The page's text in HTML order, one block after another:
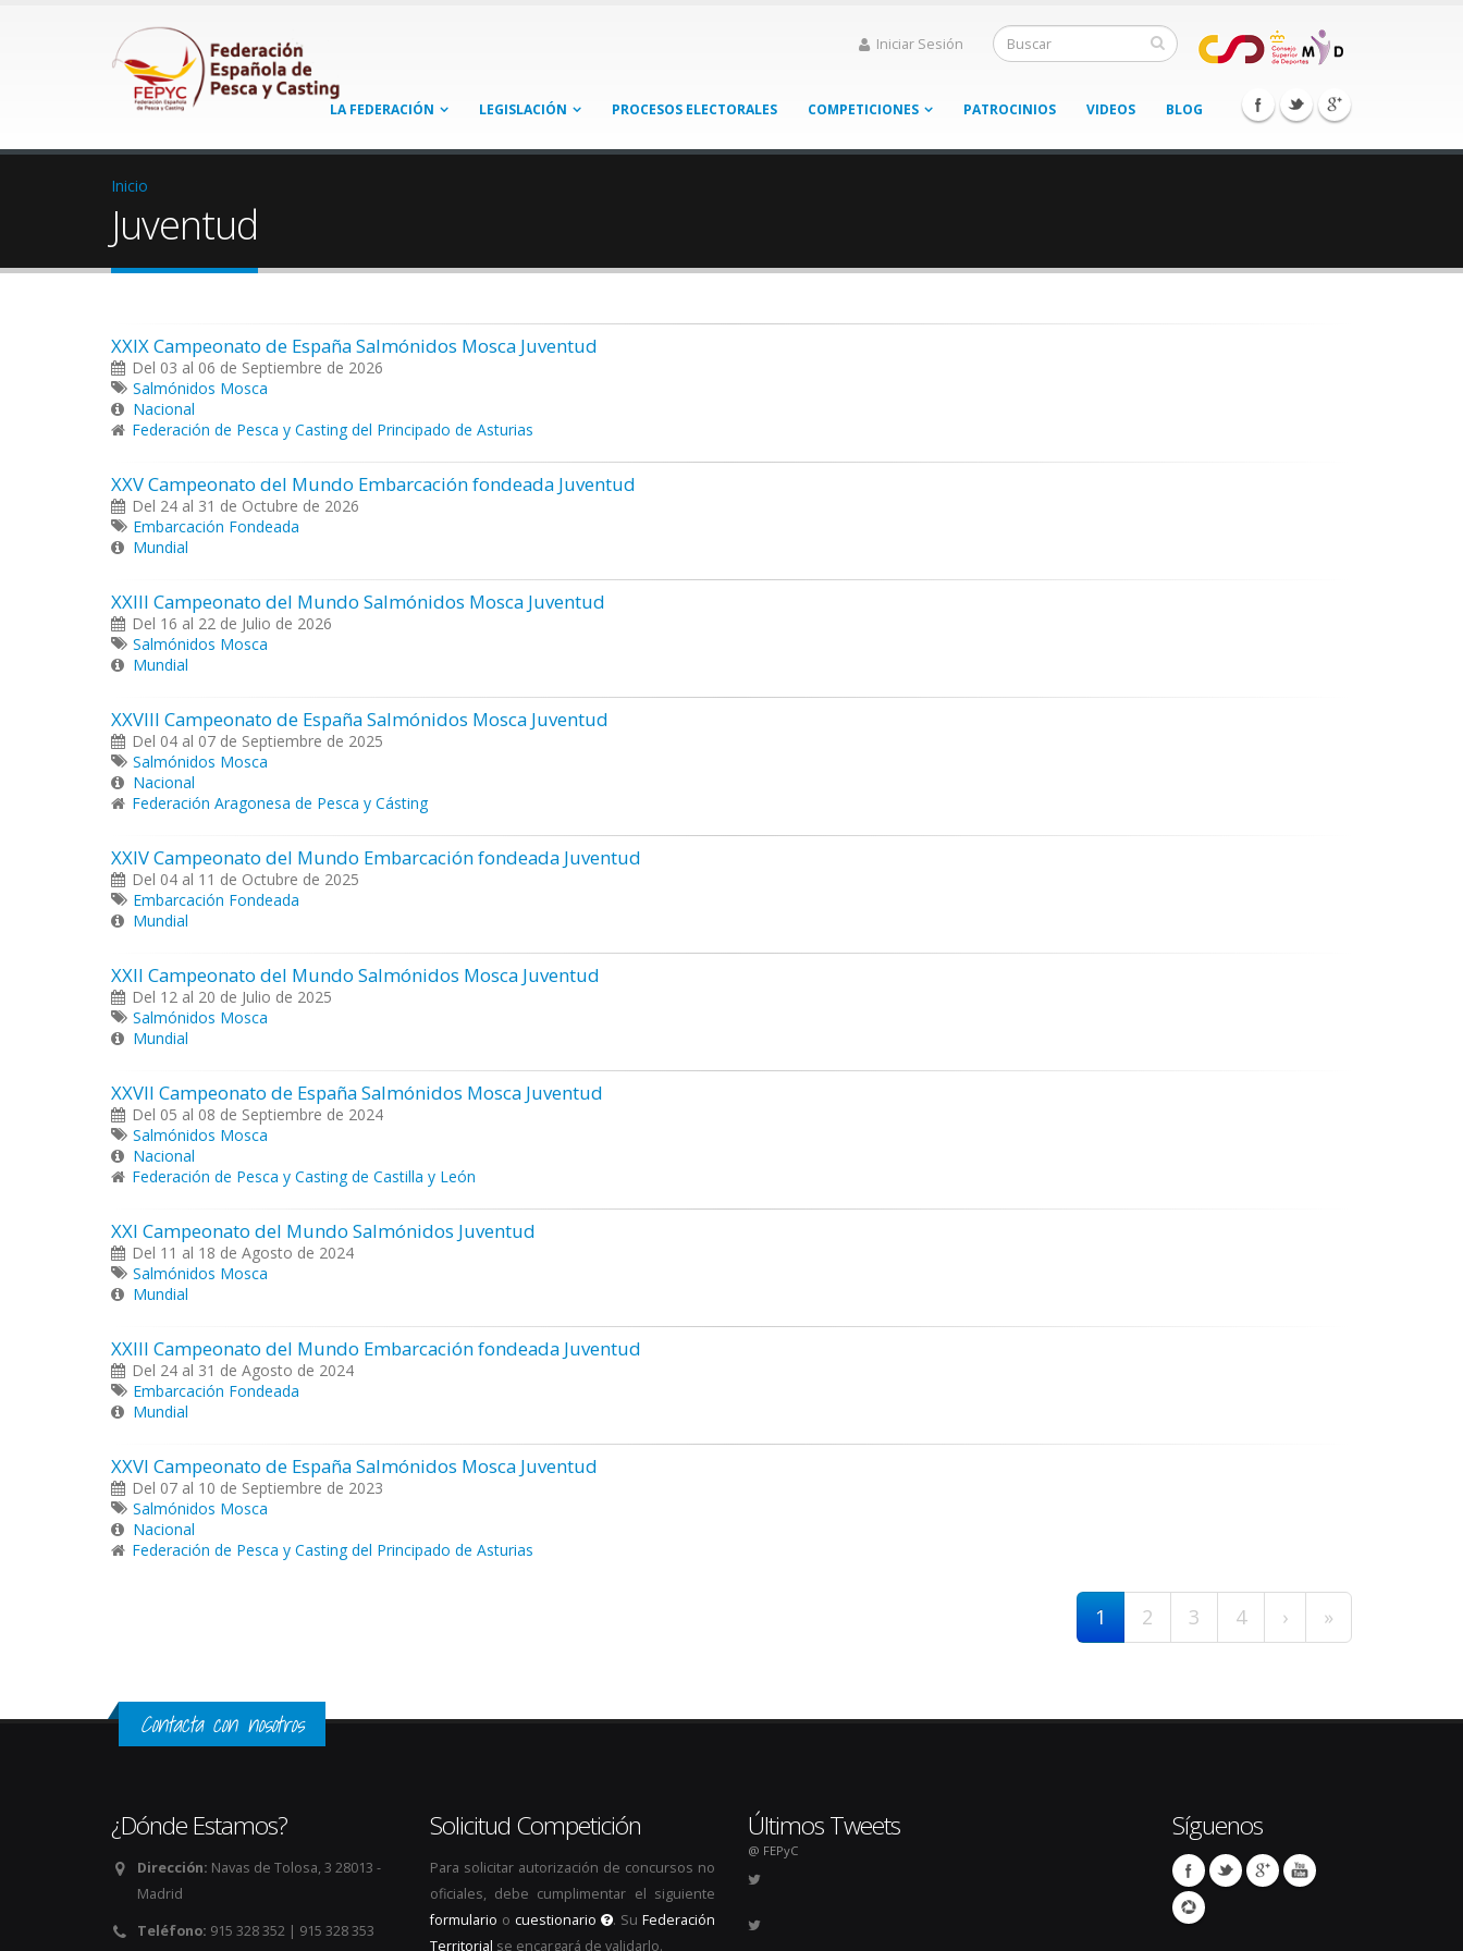
Iniciar Sesión
LA FEDERACIÓN LEGISLACIÓN PROCESOS ELECTORALES COMPETICIONES PATROCINIOS VIDEOS BLOG
Inicio
Juventud
XXIX Campeonato de España Salmónidos Mosca Juventud
Del 03 al 06 de Septiembre de 2026
Salmónidos Mosca
Nacional
Federación de Pesca y Casting del Principado de Asturias
XXV Campeonato del Mundo Embarcación fondeada Juventud
Del 24 al 31 de Octubre de 2026
Embarcación Fondeada
Mundial
XXIII Campeonato del Mundo Salmónidos Mosca Juventud
Del 16 al 22 de Julio de 2026
Salmónidos Mosca
Mundial
XXVIII Campeonato de España Salmónidos Mosca Juventud
Del 04 al 07 de Septiembre de 2025
Salmónidos Mosca
Nacional
Federación Aragonesa de Pesca y Cásting
XXIV Campeonato del Mundo Embarcación fondeada Juventud
Del 04 al 11 de Octubre de 2025
Embarcación Fondeada
Mundial
XXII Campeonato del Mundo Salmónidos Mosca Juventud
Del 12 al 20 de Julio de 2025
Salmónidos Mosca
Mundial
XXVII Campeonato de España Salmónidos Mosca Juventud
Del 05 al 08 de Septiembre de 2024
Salmónidos Mosca
Nacional
Federación de Pesca y Casting de Castilla y León
XXI Campeonato del Mundo Salmónidos Juventud
Del 11 al 18 de Agosto de 2024
Salmónidos Mosca
Mundial
XXIII Campeonato del Mundo Embarcación fondeada Juventud
Del 24 al 31 de Agosto de 2024
Embarcación Fondeada
Mundial
XXVI Campeonato de España Salmónidos Mosca Juventud
Del 07 al 10 de Septiembre de 2023
Salmónidos Mosca
Nacional
Federación de Pesca y Casting del Principado de Asturias
1 2 3 4 › »
Contacta con nosotros
¿Dónde Estamos?
Dirección: Navas de Tolosa, 3 28013 -
Madrid
Teléfono: 915 328 352 | 915 328 353
Solicitud Competición
Para solicitar autorización de concursos no
oficiales, debe cumplimentar el siguiente
formulario o cuestionario . SuFederación
Territorial se encargará de validarlo.
Últimos Tweets
@ FEPyC
Síguenos